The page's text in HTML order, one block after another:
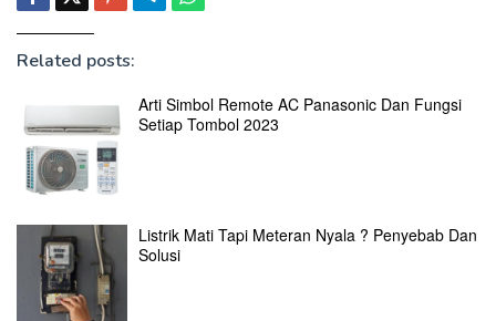
Related posts:
Arti Simbol Remote AC Panasonic Dan Fungsi
Setiap Tombol 2023
Listrik Mati Tapi Meteran Nyala ? Penyebab Dan
Solusi